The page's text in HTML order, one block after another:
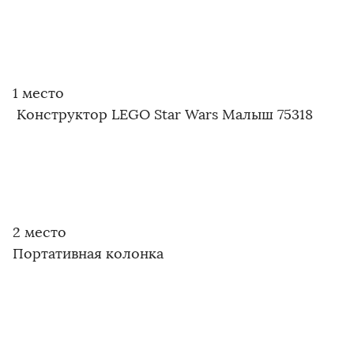
1 место
Конструктор LEGO Star Wars Малыш 75318
2 место
Портативная колонка